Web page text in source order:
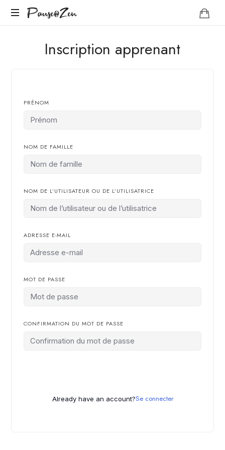
Pause@Zen
Pause@Zen
guidéeInscription apprenant
PRÉNOM
NOM DE FAMILLE
NOM DE L’UTILISATEUR OU DE L’UTILISATRICE
ADRESSE E-MAIL
MOT DE PASSE
CONFIRMATION DU MOT DE PASSE
Already have an account?Se connecter